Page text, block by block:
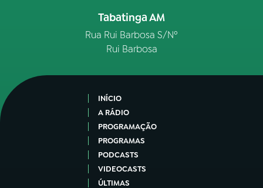
Tabatinga AM
Rua Rui Barbosa S/Nº
Rui Barbosa
INÍCIO
A RÁDIO
PROGRAMAÇÃO
PROGRAMAS
PODCASTS
VIDEOCASTS
ÚLTIMAS